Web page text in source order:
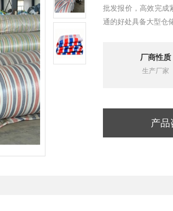
批发报价，高效完成
通的好处具备大型仓
厂商性质
生产厂家
产品